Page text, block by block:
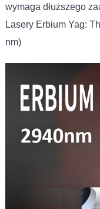
wymaga dłuższego
Lasery Erbium Yag:
nm)